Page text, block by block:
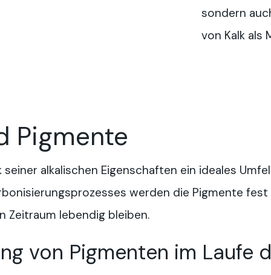
sondern
von Kalk als
Pigmente
seiner alkalischen Eigenschaften ein ideales
werden die Pigmente
Zeitraum lebendig bleiben.
von Pigmenten im Laufe